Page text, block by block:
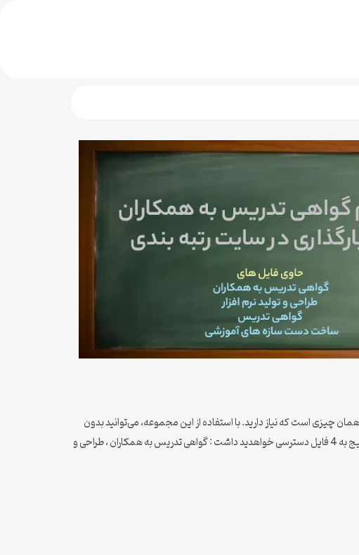
همان چیزی است که نیاز دارید. با استفاده از این مجموعه، می‌توانید بدون
دغدغه و در کوتاه‌ترین زمان، گواهی‌های معتبر و استاندارد جهت بارگذاری در سایت رتبه‌بندی فرهنگیان تهیه کنید. شما پس از خرید این پکیج به 4 فایل دسترسی خواهدید داشت : گواهی تدریس به همکاران ، طراحی و